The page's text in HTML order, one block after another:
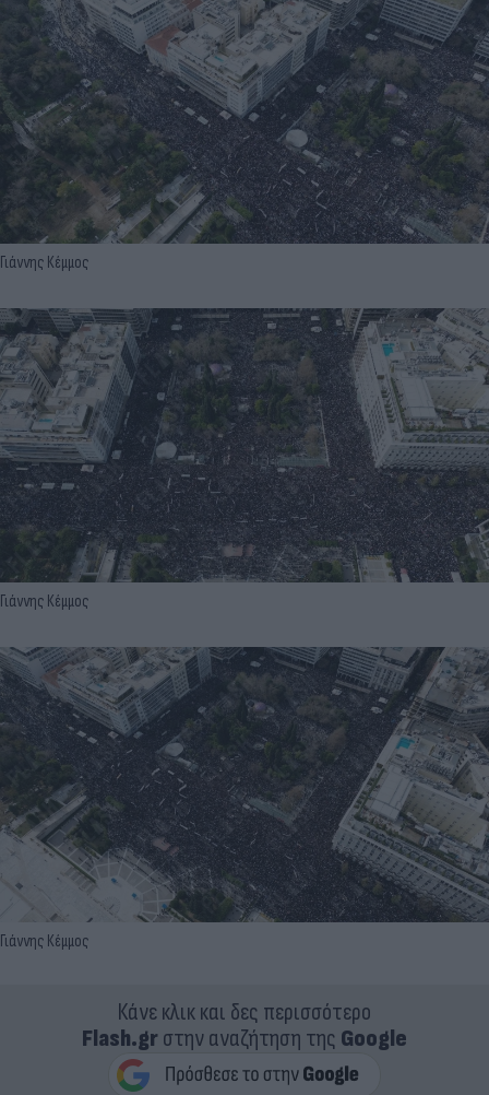
Γιάννης Κέμμος
Γιάννης Κέμμος
Γιάννης Κέμμος
Κάνε κλικ και δες περισσότερο
Flash.grστην αναζήτηση της Google